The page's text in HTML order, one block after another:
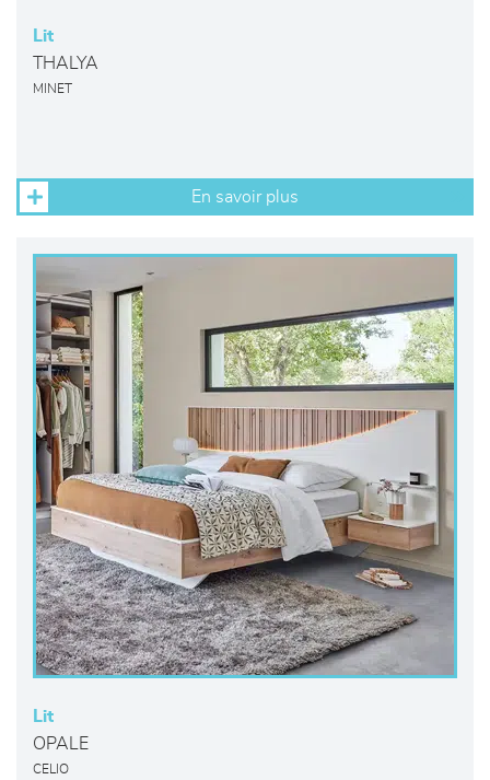
Lit
THALYA
MINET
En savoir plus
Lit
OPALE
CELIO